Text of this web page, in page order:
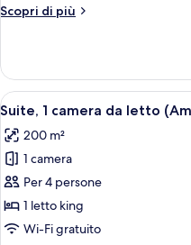
da
fumatori
(State)
Scopri di più
Altri
3
camere
da
non
fumatori
Apri
tutte
le
foto
per
Suite,
1
8
Suite, 1 camera da letto
200 m²
1 camera
Per 4 persone
1 letto king
Wi-Fi gratuito